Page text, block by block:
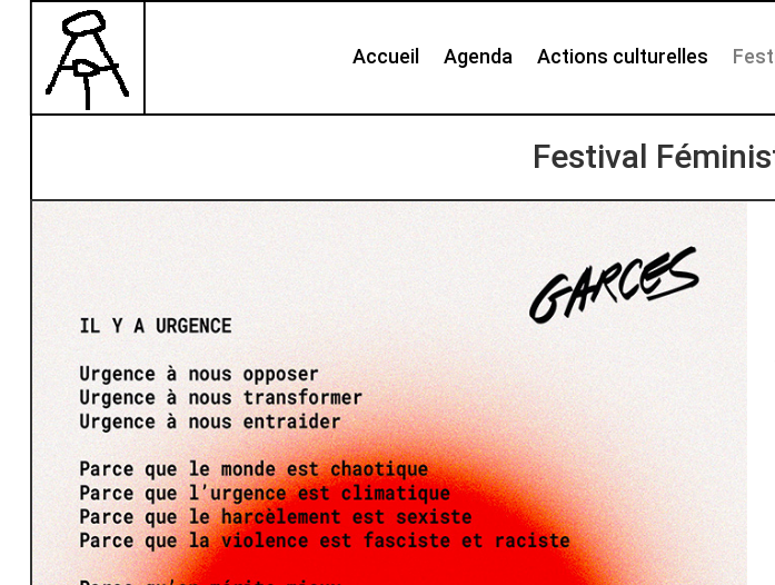
Accueil Agenda Actions culturelles
Festival